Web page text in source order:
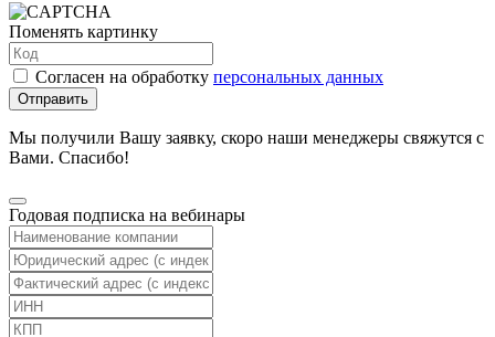
Поменять картинку
Согласен на обработку персональных данных
Отправить
Мы получили Вашу заявку, скоро наши менеджеры свяжутся с
Вами. Спасибо!
Годовая подписка на вебинары